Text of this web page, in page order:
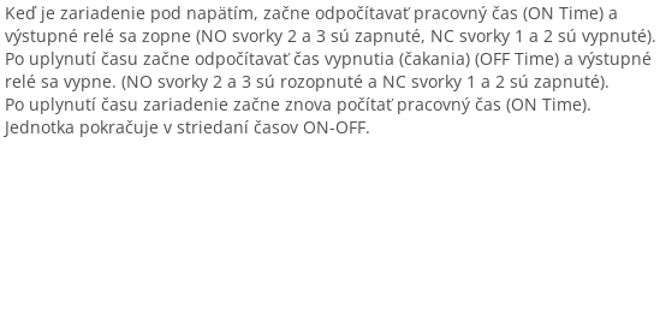
Keď je zariadenie pod napätím, začne odpočítavať pracovný čas (ON Time) a
výstupné relé sa zopne (NO svorky 2 a 3 sú zapnuté, NC svorky 1 a 2 sú vypnuté).
Po uplynutí času začne odpočítavať čas vypnutia (čakania) (OFF Time) a výstupné
relé sa vypne. (NO svorky 2 a 3 sú rozopnuté a NC svorky 1 a 2 sú zapnuté).
Po uplynutí času zariadenie začne znova počítať pracovný čas (ON Time).
Jednotka pokračuje v striedaní časov ON-OFF.